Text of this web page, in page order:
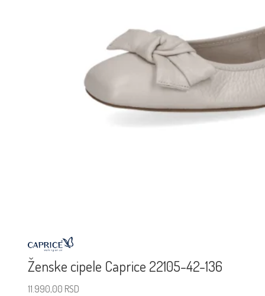
Ženske cipele Caprice 22105-42-136
11.990,00 RSD